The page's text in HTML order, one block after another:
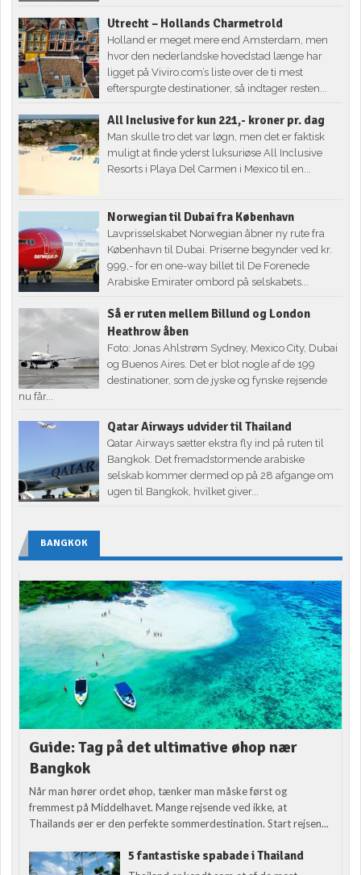
Utrecht – Hollands Charmetrold
Holland er meget mere end Amsterdam, men
hvor den nederlandske hovedstad længe har
ligget på Viviro.com’s liste over de ti mest
efterspurgte destinationer, så indtager resten...
All Inclusive for kun 221,- kroner pr. dag
Man skulle tro det var løgn, men det er faktisk
muligt at finde yderst luksuriøse All Inclusive
Resorts i Playa Del Carmen i Mexico til en...
Norwegian til Dubai fra København
Lavprisselskabet Norwegian åbner ny rute fra
København til Dubai. Priserne begynder ved kr.
999,- for en one-way billet til De Forenede
Arabiske Emirater ombord på selskabets...
Så er ruten mellem Billund og London
Heathrow åben
Foto: Jonas Ahlstrøm Sydney, Mexico City, Dubai
og Buenos Aires. Det er blot nogle af de 199
destinationer, som de jyske og fynske rejsende
nu får...
Qatar Airways udvider til Thailand
Qatar Airways sætter ekstra fly ind på ruten til
Bangkok. Det fremadstormende arabiske
selskab kommer dermed op på 28 afgange om
ugen til Bangkok, hvilket giver...
BANGKOK
Guide: Tag på det ultimative øhop nær
Bangkok
Når man hører ordet øhop, tænker man måske først og
fremmest på Middelhavet. Mange rejsende ved ikke, at
Thailands øer er den perfekte sommerdestination. Start rejsen...
5 fantastiske spabade i Thailand